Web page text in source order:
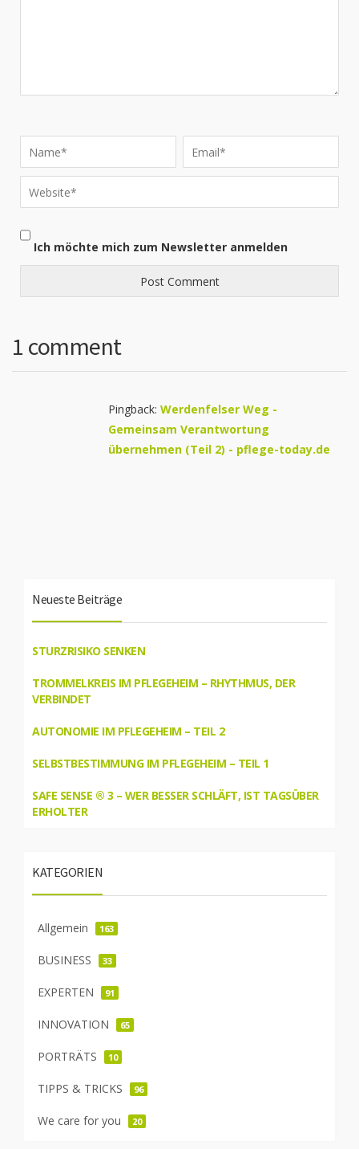
Ich möchte mich zum Newsletter anmelden
1 comment
Pingback: Werdenfelser Weg -
Gemeinsam Verantwortung
übernehmen (Teil 2) - pflege-today.de
Neueste Beiträge
STURZRISIKO SENKEN
TROMMELKREIS IM PFLEGEHEIM – RHYTHMUS, DER
VERBINDET
AUTONOMIE IM PFLEGEHEIM – TEIL 2
SELBSTBESTIMMUNG IM PFLEGEHEIM – TEIL 1
SAFE SENSE ® 3 – WER BESSER SCHLÄFT, IST TAGSÜBER
ERHOLTER
KATEGORIEN
Allgemein 163
BUSINESS 33
EXPERTEN 91
INNOVATION 65
PORTRÄTS 10
TIPPS & TRICKS 96
We care for you 20